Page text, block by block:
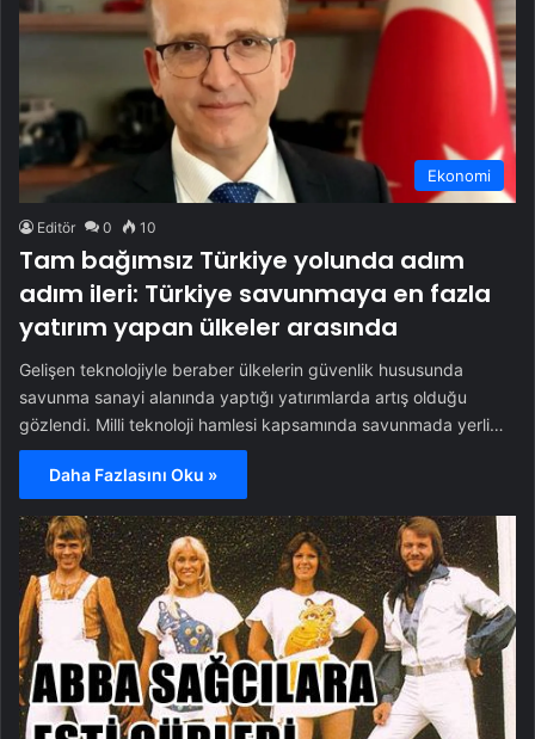
Ekonomi
Editör 0 10
Tam bağımsız Türkiye yolunda adım
adım ileri: Türkiye savunmaya en fazla
yatırım yapan ülkeler arasında
Gelişen teknolojiyle beraber ülkelerin güvenlik hususunda
savunma sanayi alanında yaptığı yatırımlarda artış olduğu
gözlendi. Milli teknoloji hamlesi kapsamında savunmada yerli…
Daha Fazlasını Oku »